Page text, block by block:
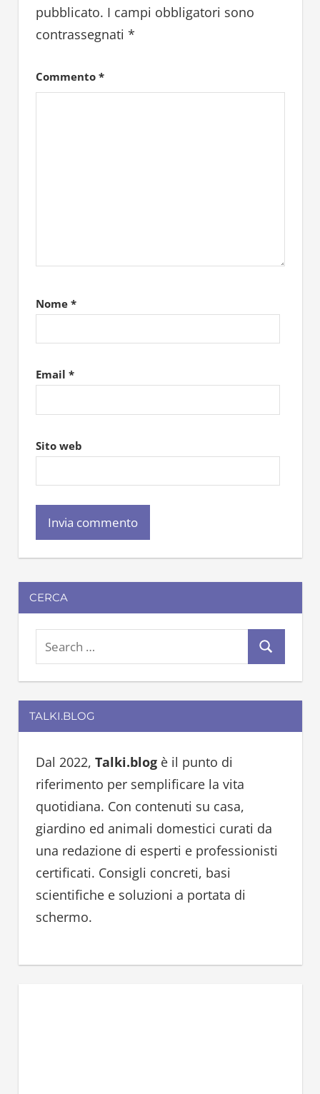
pubblicato. I campi obbligatori sono
contrassegnati *
Commento *
Nome *
Email *
Sito web
CERCA
e
a
r
c
f
o
r
:
e
a
TALKI.BLOG
Dal 2022, Talki.blogè il punto di
riferimento per semplificare la vita
quotidiana. Con contenuti su casa,
giardino ed animali domestici curati da
una redazione di esperti e professionisti
certificati. Consigli concreti, basi
scientifiche e soluzioni a portata di
schermo.